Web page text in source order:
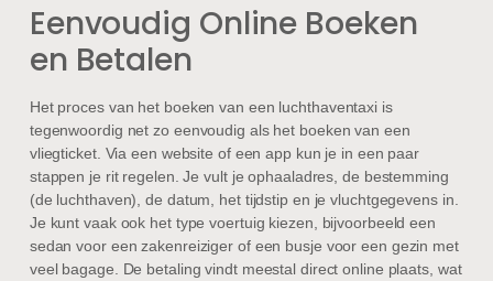
Eenvoudig Online Boeken
en Betalen
Het proces van het boeken van een luchthaventaxi is
tegenwoordig net zo eenvoudig als het boeken van een
vliegticket. Via een website of een app kun je in een paar
stappen je rit regelen. Je vult je ophaaladres, de bestemming
(de luchthaven), de datum, het tijdstip en je vluchtgegevens in.
Je kunt vaak ook het type voertuig kiezen, bijvoorbeeld een
sedan voor een zakenreiziger of een busje voor een gezin met
veel bagage. De betaling vindt meestal direct online plaats, wat